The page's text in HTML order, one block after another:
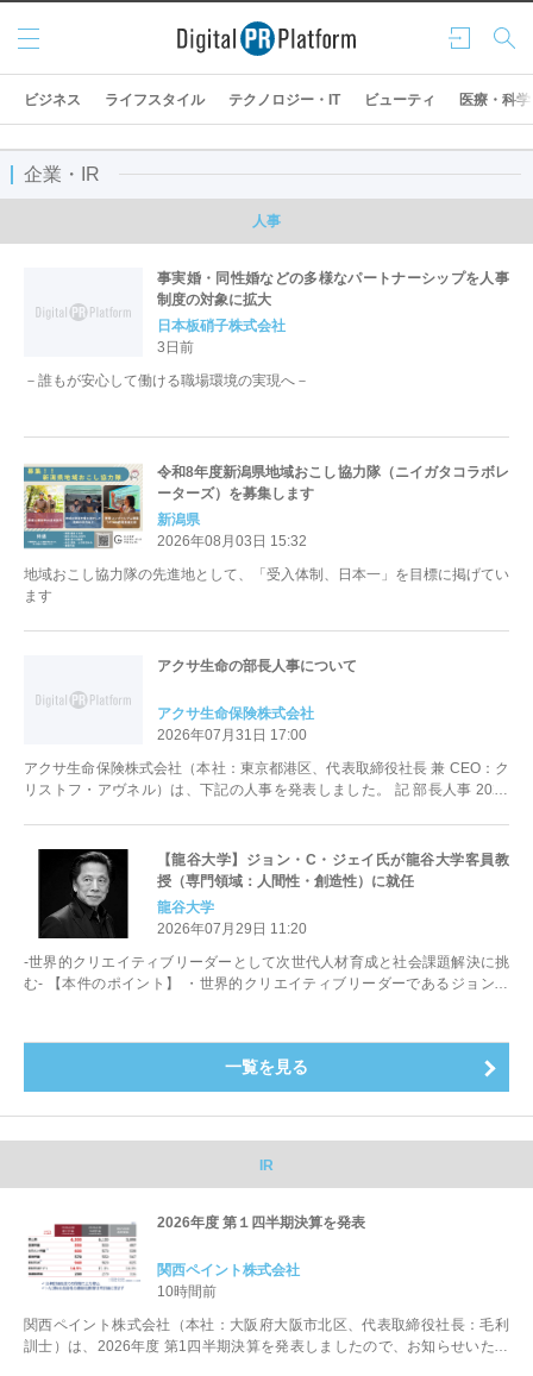
ログ
イン
検索
メニ
ュー
ビジネス ライフスタイル テクノロジー・IT ビューティ 医療・科学
企業・IR
人事
事実婚・同性婚などの多様なパートナーシップを人事
制度の対象に拡大
日本板硝子株式会社
3日前
－誰もが安心して働ける職場環境の実現へ－
令和8年度新潟県地域おこし協力隊（ニイガタコラボレ
ーターズ）を募集します
新潟県
2026年08月03日 15:32
地域おこし協力隊の先進地として、「受入体制、日本一」を目標に掲げてい
ます
アクサ生命の部長人事について
アクサ生命保険株式会社
2026年07月31日 17:00
アクサ生命保険株式会社（本社：東京都港区、代表取締役社長 兼 CEO：ク
リストフ・アヴネル）は、下記の人事を発表しました。 記 部長人事 2026
【龍谷大学】ジョン・C・ジェイ氏が龍谷大学客員教
授（専門領域：人間性・創造性）に就任
龍谷大学
2026年07月29日 11:20
-世界的クリエイティブリーダーとして次世代人材育成と社会課題解決に挑
む- 【本件のポイント】 ・世界的クリエイティブリーダーであるジョン・
一覧を見る
IR
2026年度 第１四半期決算を発表
関西ペイント株式会社
10時間前
関西ペイント株式会社（本社：大阪府大阪市北区、代表取締役社長：毛利
訓士）は、2026年度 第1四半期決算を発表しましたので、お知らせいたし